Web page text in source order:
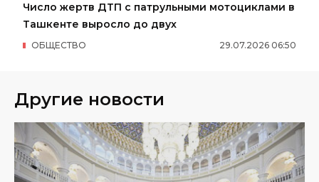
Число жертв ДТП с патрульными мотоциклами в
Ташкенте выросло до двух
29.07.2026 06:50
ОБЩЕСТВО
Другие новости